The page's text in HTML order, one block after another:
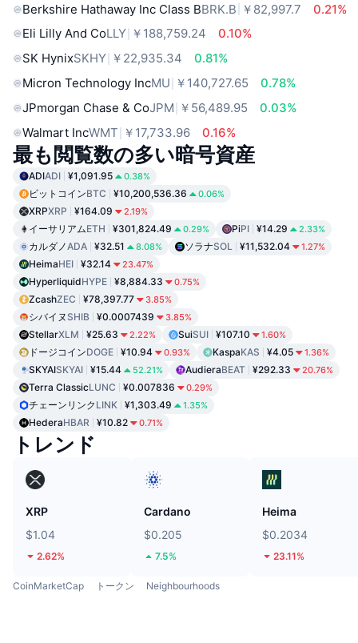
Berkshire Hathaway Inc Class BBRK.B ￥82,997.7
0.21%
Eli Lilly And CoLLY ￥188,759.24
0.10%
SK HynixSKHY ￥22,935.34
0.81%
Micron Technology IncMU ￥140,727.65
0.78%
JPmorgan Chase & CoJPM ￥56,489.95
0.03%
Walmart IncWMT ￥17,733.96 0.16%
最も閲覧数の多い暗号資産
ADIADI ¥1,091.95 0.38%
ビットコインBTC ¥10,200,536.36 0.06%
XRPXRP ¥164.09 2.19%
イーサリアムETH ¥301,824.49 0.29% PiPI ¥14.29 2.33%
カルダノADA ¥32.51 8.08% ソラナSOL ¥11,532.04 1.27%
HeimaHEI ¥32.14 23.47%
HyperliquidHYPE ¥8,884.33 0.75%
ZcashZEC ¥78,397.77 3.85%
シバイヌ SHIB ¥0.0007439 3.85%
StellarXLM ¥25.63 2.22% SuiSUI ¥107.10 1.60%
ドージコインDOGE ¥10.94 0.93% KaspaKAS ¥4.05 1.36%
SKYAISKYAI ¥15.44 52.21% AudieraBEAT ¥292.33 20.76%
Terra ClassicLUNC ¥0.007836 0.29%
チェーンリンク LINK ¥1,303.49 1.35%
HederaHBAR ¥10.82 0.71%
トレンド
XRP
$1.04
2.62%
Cardano
$0.205
7.5%
Heima
$0.2034
23.11%
CoinMarketCap トークン Neighbourhoods